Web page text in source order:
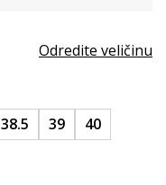
Odredite veličinu
38.5 39 40